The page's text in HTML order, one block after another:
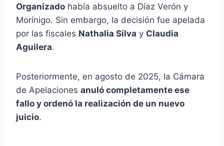
Organizado había absuelto a Díaz Verón y
Morínigo. Sin embargo, la decisión fue apelada
por las fiscales Nathalia Silva y Claudia
Aguilera.
Posteriormente, en agosto de 2025, la Cámara
de Apelaciones anuló completamente ese
fallo y ordenó la realización de un nuevo
juicio.